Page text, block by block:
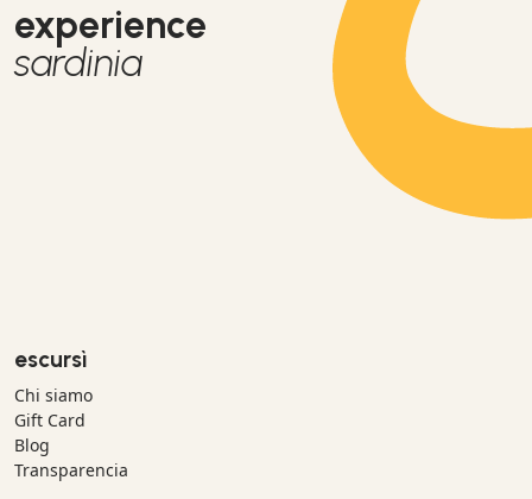
experience
sardinia
escursì
Chi siamo
Gift Card
Blog
Transparencia